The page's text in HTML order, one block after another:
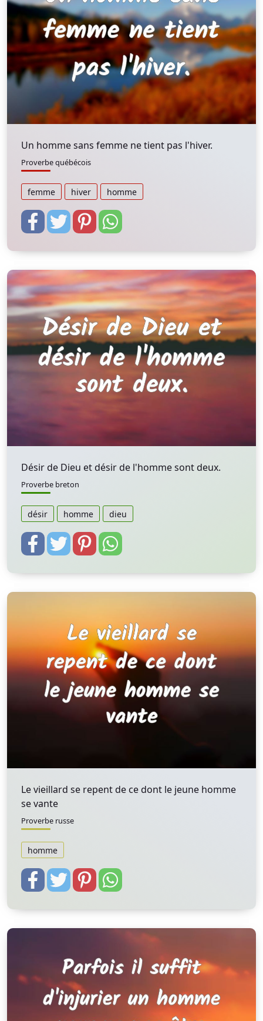
Un homme sans femme ne tient pas l'hiver.
Proverbe québécois
femme hiver homme
Désir de Dieu et désir de l'homme sont deux.
Proverbe breton
désir homme dieu
Le vieillard se repent de ce dont le jeune homme
se vante
Proverbe russe
homme